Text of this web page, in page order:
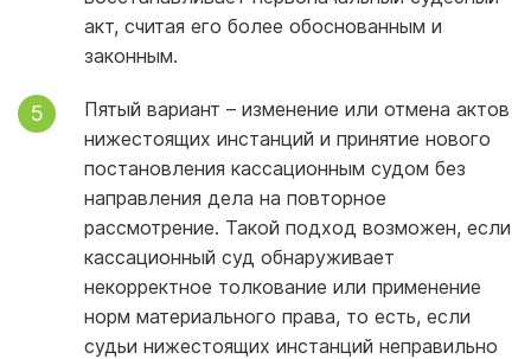
акт, считая его более обоснованным и
законным.
Пятый вариант – изменение или отмена актов
нижестоящих инстанций и принятие нового
постановления кассационным судом без
направления дела на повторное
рассмотрение. Такой подход возможен, если
кассационный суд обнаруживает
некорректное толкование или применение
норм материального права, то есть, если
судьи нижестоящих инстанций неправильно